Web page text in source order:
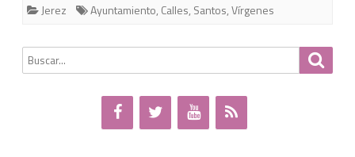
de
Jerez
Jerez Ayuntamiento, Calles, Santos,Vírgenes
Buscar
por: